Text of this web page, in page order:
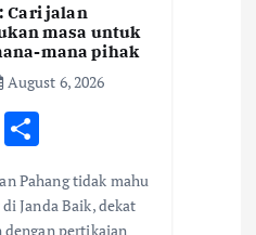
Cari jalan
masa untuk
mana pihak
August 6, 2026
W
ar
Pahang tidak mahu
Janda Baik, dekat
pertikaian